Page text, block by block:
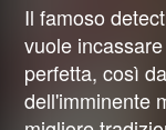
Il famoso
vuole
perfetta, così
dell'imminente